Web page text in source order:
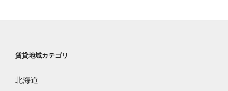
賃貸地域カテゴリ
北海道